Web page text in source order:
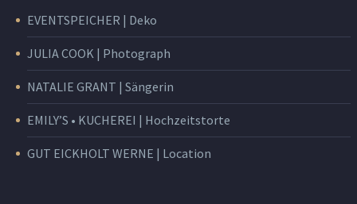
EVENTSPEICHER | Deko
JULIA COOK | Photograph
NATALIE GRANT | Sängerin
EMILY’S • KUCHEREI | Hochzeitstorte
GUT EICKHOLT WERNE | Location